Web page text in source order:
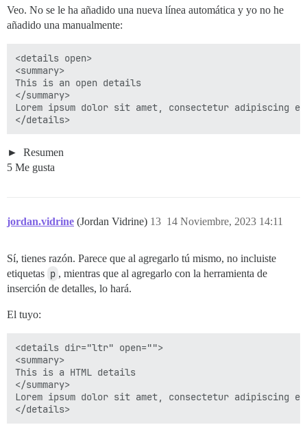
Veo. No se le ha añadido una nueva línea automática y yo no he
añadido una manualmente:
<details open>
<summary>
This is an open details
</summary>
Lorem ipsum dolor sit amet, consectetur
Resumen
5 Me gusta
jordan.vidrine (Jordan Vidrine) 14 Noviembre, 2023 14:11
13
Sí, tienes razón. Parece que al agregarlo tú mismo, no incluiste
etiquetas p , mientras que al agregarlo con la herramienta de
inserción de detalles, lo hará.
El tuyo:
<details dir="ltr" open="">
<summary>
This is a HTML details
</summary>
Lorem ipsum dolor sit amet, consectetur